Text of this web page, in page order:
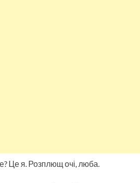
Це я. Розплющ очі, люба.